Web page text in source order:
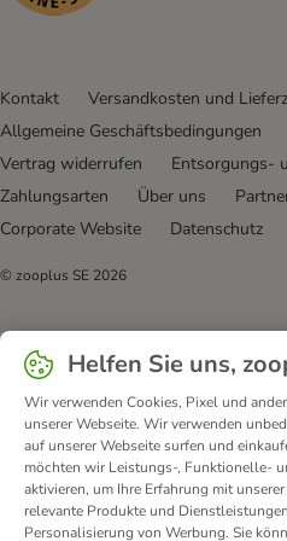
Kontakt Versandkosten und
Allgemeine Geschäftsbedingungen
Vertrag widerrufen
Entsorgungs-
Zahlungsarten
Über uns
Corporate Website
Datenschutz
© zooplus SE 2026
Helfen Sie uns,
Wir verwenden Cookies, Pixel und
unserer Webseite. Wir verwenden
auf unserer Webseite surfen und
möchten wir Leistungs-, Funktionelle-
aktivieren, um Ihre Erfahrung mit
relevante Produkte und
Personalisierung von Werbung. Sie